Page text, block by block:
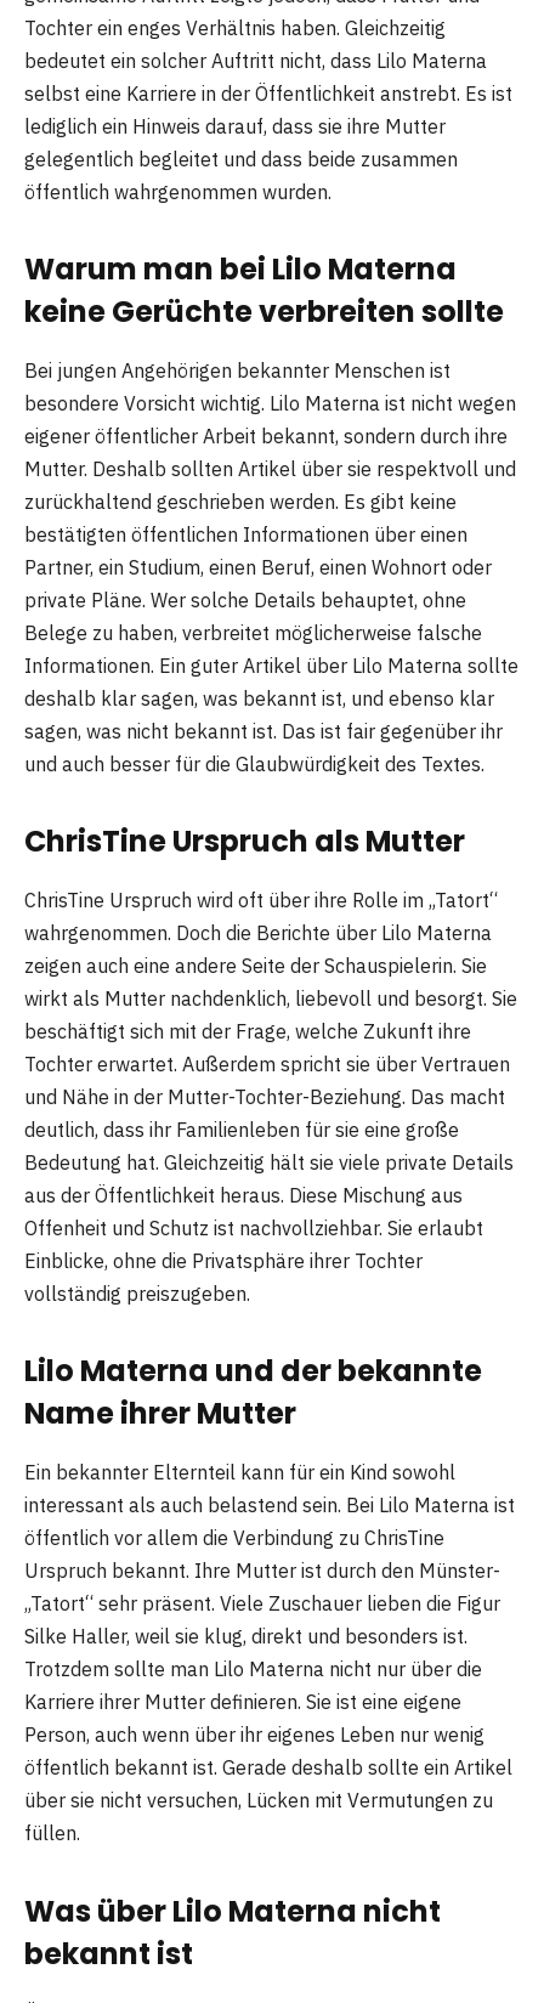
Tochter ein enges Verhältnis haben. Gleichzeitig
bedeutet ein solcher Auftritt nicht, dass Lilo Materna
selbst eine Karriere in der Öffentlichkeit anstrebt. Es ist
lediglich ein Hinweis darauf, dass sie ihre Mutter
gelegentlich begleitet und dass beide zusammen
öffentlich wahrgenommen wurden.
Warum man bei Lilo Materna
keine Gerüchte verbreiten sollte
Bei jungen Angehörigen bekannter Menschen ist
besondere Vorsicht wichtig. Lilo Materna ist nicht wegen
eigener öffentlicher Arbeit bekannt, sondern durch ihre
Mutter. Deshalb sollten Artikel über sie respektvoll und
zurückhaltend geschrieben werden. Es gibt keine
bestätigten öffentlichen Informationen über einen
Partner, ein Studium, einen Beruf, einen Wohnort oder
private Pläne. Wer solche Details behauptet, ohne
Belege zu haben, verbreitet möglicherweise falsche
Informationen. Ein guter Artikel über Lilo Materna sollte
deshalb klar sagen, was bekannt ist, und ebenso klar
sagen, was nicht bekannt ist. Das ist fair gegenüber ihr
und auch besser für die Glaubwürdigkeit des Textes.
ChrisTine Urspruch als Mutter
ChrisTine Urspruch wird oft über ihre Rolle im „Tatort“
wahrgenommen. Doch die Berichte über Lilo Materna
zeigen auch eine andere Seite der Schauspielerin. Sie
wirkt als Mutter nachdenklich, liebevoll und besorgt. Sie
beschäftigt sich mit der Frage, welche Zukunft ihre
Tochter erwartet. Außerdem spricht sie über Vertrauen
und Nähe in der Mutter-Tochter-Beziehung. Das macht
deutlich, dass ihr Familienleben für sie eine große
Bedeutung hat. Gleichzeitig hält sie viele private Details
aus der Öffentlichkeit heraus. Diese Mischung aus
Offenheit und Schutz ist nachvollziehbar. Sie erlaubt
Einblicke, ohne die Privatsphäre ihrer Tochter
vollständig preiszugeben.
Lilo Materna und der bekannte
Name ihrer Mutter
Ein bekannter Elternteil kann für ein Kind sowohl
interessant als auch belastend sein. Bei Lilo Materna ist
öffentlich vor allem die Verbindung zu ChrisTine
Urspruch bekannt. Ihre Mutter ist durch den Münster-
„Tatort“ sehr präsent. Viele Zuschauer lieben die Figur
Silke Haller, weil sie klug, direkt und besonders ist.
Trotzdem sollte man Lilo Materna nicht nur über die
Karriere ihrer Mutter definieren. Sie ist eine eigene
Person, auch wenn über ihr eigenes Leben nur wenig
öffentlich bekannt ist. Gerade deshalb sollte ein Artikel
über sie nicht versuchen, Lücken mit Vermutungen zu
füllen.
Was über Lilo Materna nicht
bekannt ist